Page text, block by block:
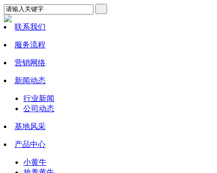
联系我们
服务流程
营销网络
新闻动态
行业新闻
公司动态
基地风采
产品中心
小黄牛